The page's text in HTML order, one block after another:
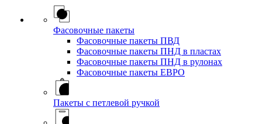
Фасовочные пакеты
Фасовочные пакеты ПВД
Фасовочные пакеты ПНД в пластах
Фасовочные пакеты ПНД в рулонах
Фасовочные пакеты ЕВРО
Пакеты с петлевой ручкой